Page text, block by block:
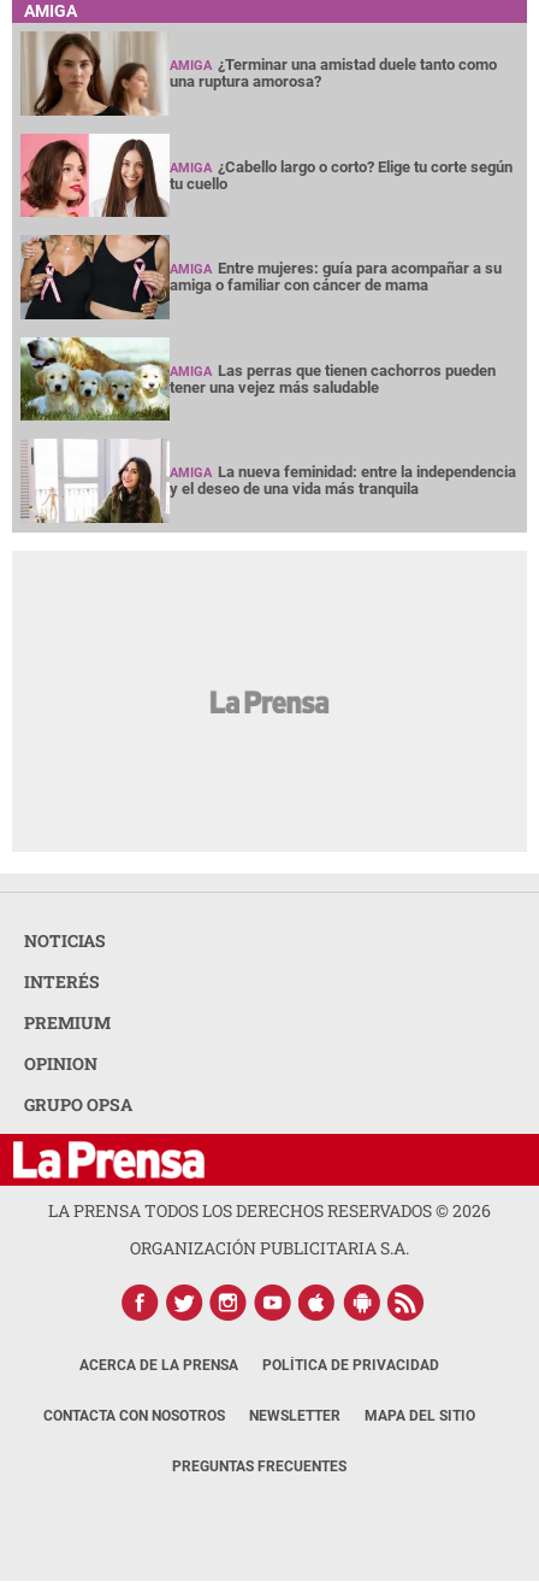
AMIGA
AMIGA ¿Terminar una amistad duele tanto como
una ruptura amorosa?
AMIGA ¿Cabello largo o corto? Elige tu corte según
tu cuello
AMIGA Entre mujeres: guía para acompañar a su
amiga o familiar con cáncer de mama
AMIGA Las perras que tienen cachorros pueden
tener una vejez más saludable
AMIGA La nueva feminidad: entre la independencia
y el deseo de una vida más tranquila
NOTICIAS
INTERÉS
PREMIUM
OPINION
GRUPO OPSA
LA PRENSA TODOS LOS DERECHOS RESERVADOS ©2026
ORGANIZACIÓN PUBLICITARIA S.A.
ACERCA DE LA PRENSA POLÍTICA DE PRIVACIDAD
CONTACTA CON NOSOTROS NEWSLETTER MAPA DEL SITIO
PREGUNTAS FRECUENTES